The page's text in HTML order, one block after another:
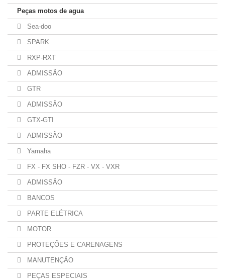
Peças motos de agua
Sea-doo
SPARK
RXP-RXT
ADMISSÃO
GTR
ADMISSÃO
GTX-GTI
ADMISSÃO
Yamaha
FX - FX SHO - FZR - VX - VXR
ADMISSÃO
BANCOS
PARTE ELÉTRICA
MOTOR
PROTEÇÕES E CARENAGENS
MANUTENÇÃO
PEÇAS ESPECIAIS